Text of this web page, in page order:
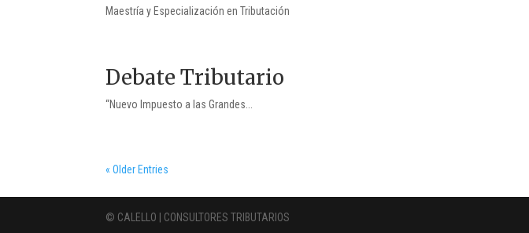
Maestría y Especialización en Tributación
Debate Tributario
“Nuevo Impuesto a las Grandes...
« Older Entries
© CALELLO | CONSULTORES TRIBUTARIOS